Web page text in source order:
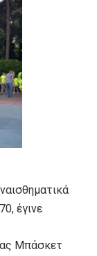
έγινε
Μπάσκετ